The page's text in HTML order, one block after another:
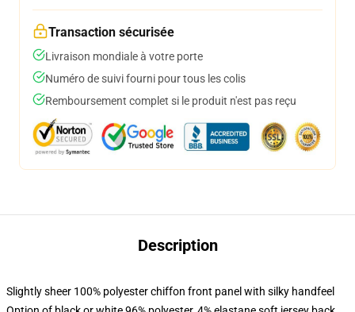
Transaction sécurisée
Livraison mondiale à votre porte
Numéro de suivi fourni pour tous les colis
Remboursement complet si le produit n'est pas reçu
Description
Slightly sheer 100% polyester chiffon front panel with silky handfeel